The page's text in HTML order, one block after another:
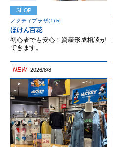
SHOP
ノクティプラザ(1) 5F
ほけん百花
初心者でも安心！資産形成相談が
できます。
NEW 2026/8/8